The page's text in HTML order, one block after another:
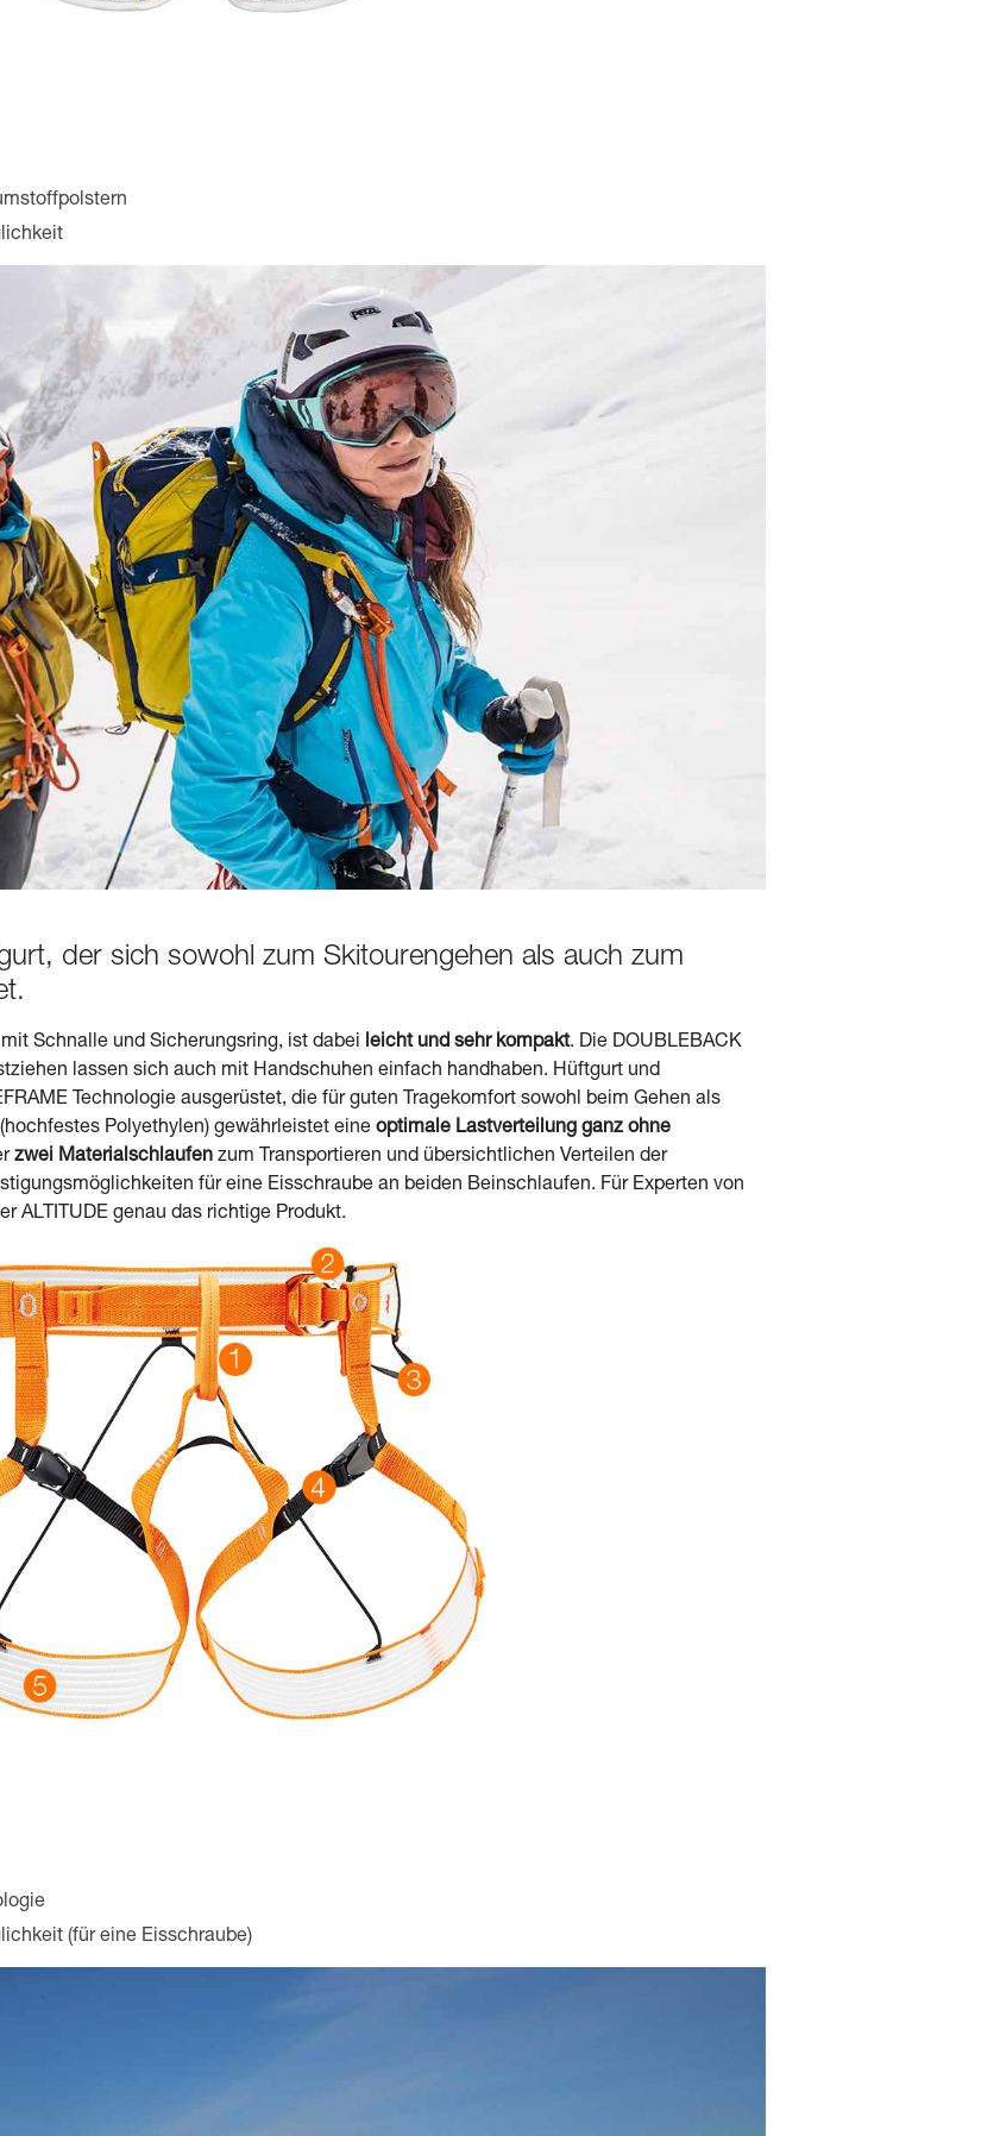
der sich sowohl zum Skitourengehen als auch zum
Schnalle und Sicherungsring, ist dabei leicht und sehr kompakt. Die DOUBLEBACK
lassen sich auch mit Handschuhen einfach handhaben. Hüftgurt und
Technologie ausgerüstet, die für guten Tragekomfort sowohl beim Gehen als
Polyethylen) gewährleistet eine optimale Lastverteilung ganz ohne
zwei Materialschlaufen zum Transportieren und übersichtlichen Verteilen der
für eine Eisschraube an beiden Beinschlaufen. Für Experten von
ALTITUDE genau das richtige Produkt.
(für eine Eisschraube)